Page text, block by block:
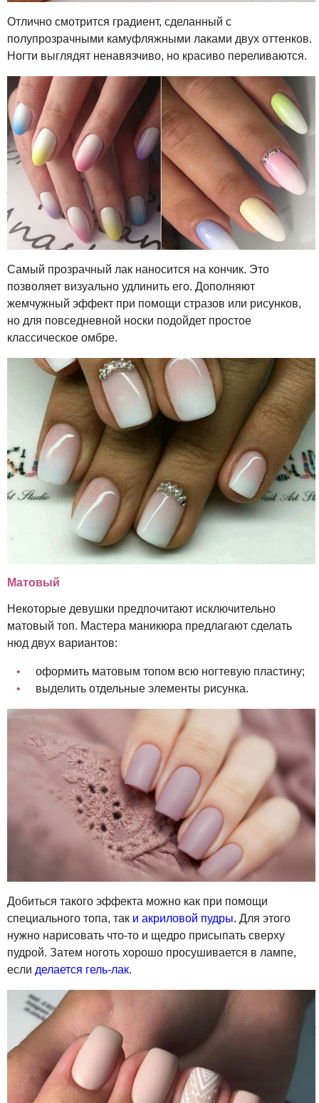
Отлично смотрится градиент, сделанный с
полупрозрачными камуфляжными лаками двух оттенков.
Ногти выглядят ненавязчиво, но красиво переливаются.
Самый прозрачный лак наносится на кончик. Это
позволяет визуально удлинить его. Дополняют
жемчужный эффект при помощи стразов или рисунков,
но для повседневной носки подойдет простое
классическое омбре.
Матовый
Некоторые девушки предпочитают исключительно
матовый топ. Мастера маникюра предлагают сделать
нюд двух вариантов:
оформить матовым топом всю ногтевую пластину;
выделить отдельные элементы рисунка.
Добиться такого эффекта можно как при помощи
специального топа, так и акриловой пудры. Для этого
нужно нарисовать что-то и щедро присыпать сверху
пудрой. Затем ноготь хорошо просушивается в лампе,
если делается гель-лак.